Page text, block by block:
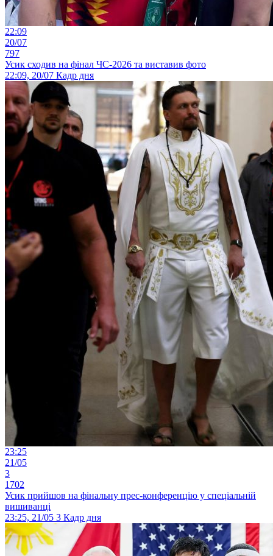
22:09
20/07
797
Усик сходив на фінал ЧС-2026 та виставив фото
22:09, 20/07 Кадр дня
23:25
21/05
3
1702
Усик прийшов на фінальну прес-конференцію у спеціальній
вишиванці
23:25, 21/05 3 Кадр дня